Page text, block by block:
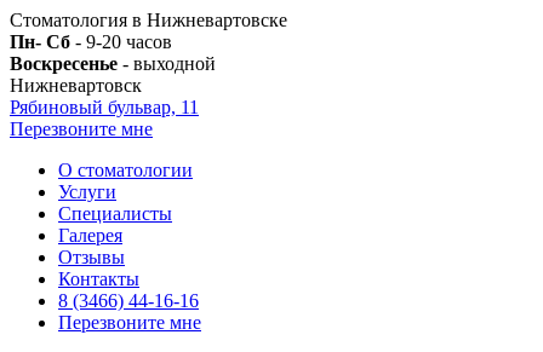
Стоматология в Нижневартовске
Пн- Сб - 9-20 часов
Воскресенье - выходной
Нижневартовск
Рябиновый бульвар, 11
Перезвоните мне
О стоматологии
Услуги
Специалисты
Галерея
Отзывы
Контакты
8 (3466) 44-16-16
Перезвоните мне